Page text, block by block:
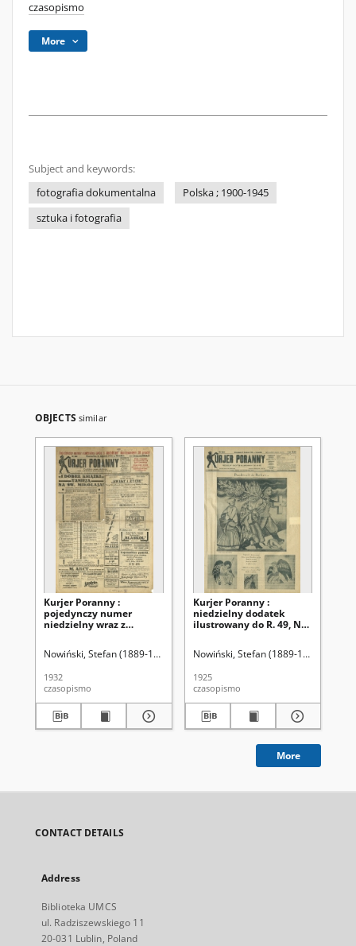
czasopismo
More
Subject and keywords:
fotografia dokumentalna
Polska ; 1900-1945
sztuka i fotografia
OBJECTS similar
Kurjer Poranny :
pojedynczy numer
niedzielny wraz z
(18 grudnia 1932)
Nowiński, Stefan (1889-1947). Red.
1932
czasopismo
Kurjer Poranny :
niedzielny dodatek
ilustrowany do R. 49, No
Nowiński, Stefan (1889-1947). Red.
1925
czasopismo
More
CONTACT DETAILS
Address
Biblioteka UMCS
ul. Radziszewskiego 11
20-031 Lublin, Poland